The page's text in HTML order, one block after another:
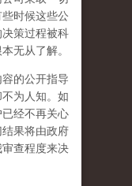
时候这些公
策过程被科
无从了解。
的公开指导
为人知。如
经不再关心
结果将由政府
查程度来决